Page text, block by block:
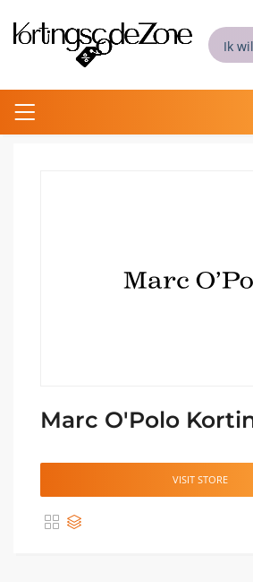
Marc O'Polo
VISIT STORE